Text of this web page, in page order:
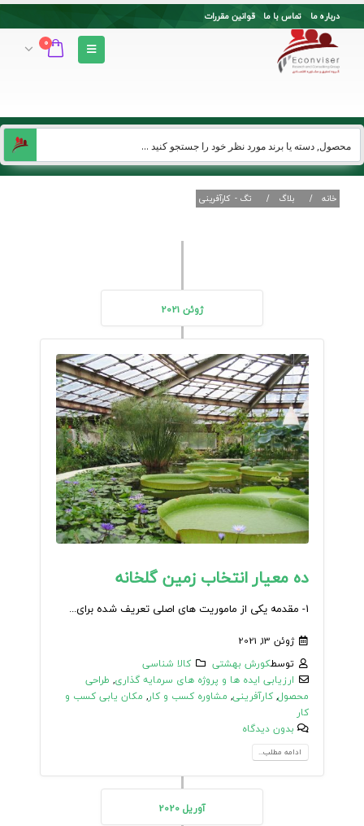
درباره ما تماس با ما قوانین مقررات
0
خانه بلاگ تگ - کارآفرینی
ژوئن 2021
ده معیار انتخاب زمین گلخانه
1- مقدمه یکی از ماموریت های اصلی تعریف شده برای...
ژوئن 13, 2021
توسطکورش بهشتی
کالا شناسی
ارزیابی ایده ها و پروژه های سرمایه گذاری, طراحی
محصول,کارآفرینی, مشاوره کسب و کار, مکان یابی کسب و
کار
بدون دیدگاه
ادامه مطلب...
آوریل 2020